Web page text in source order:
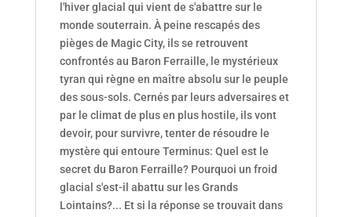
l'hiver glacial qui vient de s'abattre sur le
monde souterrain. À peine rescapés des
pièges de Magic City, ils se retrouvent
confrontés au Baron Ferraille, le mystérieux
tyran qui règne en maître absolu sur le peuple
des sous-sols. Cernés par leurs adversaires et
par le climat de plus en plus hostile, ils vont
devoir, pour survivre, tenter de résoudre le
mystère qui entoure Terminus: Quel est le
secret du Baron Ferraille? Pourquoi un froid
glacial s'est-il abattu sur les Grands
Lointains?... Et si la réponse se trouvait dans